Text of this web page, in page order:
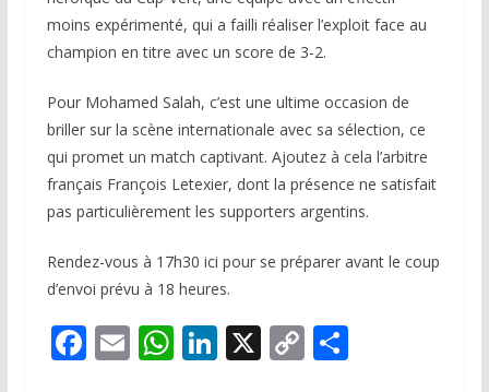
moins expérimenté, qui a failli réaliser l’exploit face au
champion en titre avec un score de 3-2.
Pour Mohamed Salah, c’est une ultime occasion de
briller sur la scène internationale avec sa sélection, ce
qui promet un match captivant. Ajoutez à cela l’arbitre
français François Letexier, dont la présence ne satisfait
pas particulièrement les supporters argentins.
Rendez-vous à 17h30 ici pour se préparer avant le coup
d’envoi prévu à 18 heures.
F E W Li X C P